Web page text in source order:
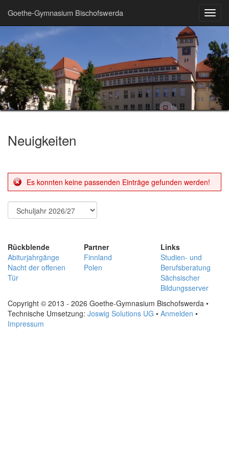
Goethe-Gymnasium Bischofswerda
Neuigkeiten
Es konnten keine passenden Einträge gefunden werden!
Rückblende
Abiturjahrgänge
Nacht der offenen
Tür
Partner
Finnland
Polen
Links
Studien- und
Berufsberatung
Sächsischer
Bildungsserver
Copyright © 2013 - 2026 Goethe-Gymnasium Bischofswerda •
Technische Umsetzung: Joswig Solutions UG • Anmelden •
Impressum